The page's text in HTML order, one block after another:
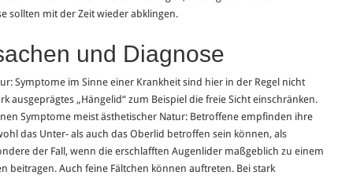
sollten mit der Zeit wieder abklingen.
und Diagnose
Symptome im Sinne einer Krankheit sind hier in der Regel nicht
ausgeprägtes „Hängelid“ zum Beispiel die freie Sicht einschränken.
Symptome meist ästhetischer Natur: Betroffene empfinden ihre
das Unter- als auch das Oberlid betroffen sein können, als
der Fall, wenn die erschlafften Augenlider maßgeblich zu einem
beitragen. Auch feine Fältchen können auftreten. Bei stark